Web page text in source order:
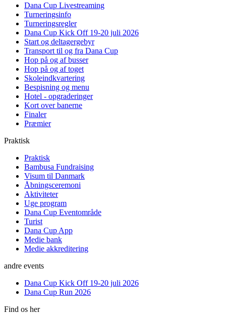
Dana Cup Livestreaming
Turneringsinfo
Turneringsregler
Dana Cup Kick Off 19-20 juli 2026
Start og deltagergebyr
Transport til og fra Dana Cup
Hop på og af busser
Hop på og af toget
Skoleindkvartering
Bespisning og menu
Hotel - opgraderinger
Kort over banerne
Finaler
Præmier
Praktisk
Praktisk
Bambusa Fundraising
Visum til Danmark
Åbningsceremoni
Aktiviteter
Uge program
Dana Cup Eventområde
Turist
Dana Cup App
Medie bank
Medie akkreditering
andre events
Dana Cup Kick Off 19-20 juli 2026
Dana Cup Run 2026
Find os her